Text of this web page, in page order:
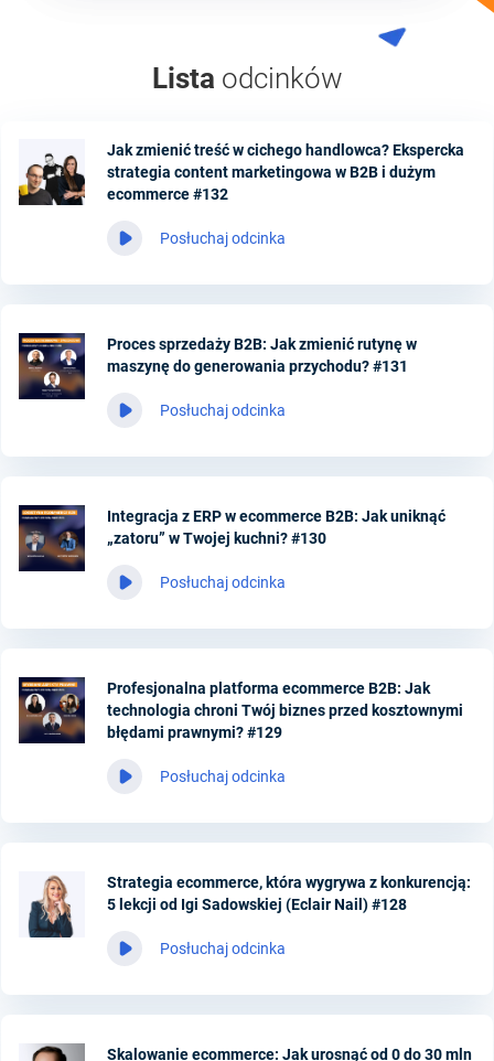
Lista odcinków
Jak zmienić treść w cichego handlowca? Ekspercka
strategia content marketingowa w B2B i dużym
ecommerce #132
Posłuchaj odcinka
Proces sprzedaży B2B: Jak zmienić rutynę w
maszynę do generowania przychodu? #131
Posłuchaj odcinka
Integracja z ERP w ecommerce B2B: Jak uniknąć
„zatoru” w Twojej kuchni? #130
Posłuchaj odcinka
Profesjonalna platforma ecommerce B2B: Jak
technologia chroni Twój biznes przed kosztownymi
błędami prawnymi? #129
Posłuchaj odcinka
Strategia ecommerce, która wygrywa z konkurencją:
5 lekcji od Igi Sadowskiej (Eclair Nail) #128
Posłuchaj odcinka
Skalowanie ecommerce: Jak urosnąć od 0 do 30 mln